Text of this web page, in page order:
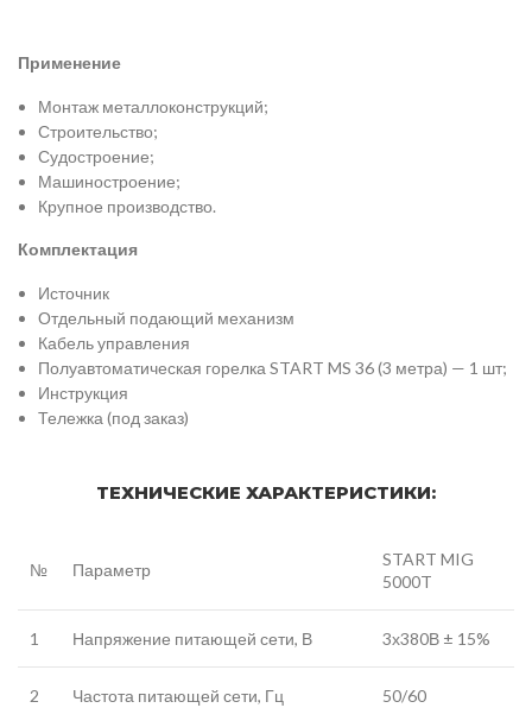
Применение
Монтаж металлоконструкций;
Строительство;
Судостроение;
Машиностроение;
Крупное производство.
Комплектация
Источник
Отдельный подающий механизм
Кабель управления
Полуавтоматическая горелка START MS 36 (3 метра) — 1 шт;
Инструкция
Тележка (под заказ)
ТЕХНИЧЕСКИЕ ХАРАКТЕРИСТИКИ:
№ Параметр
START MIG
5000T
1 Напряжение питающей сети, В 3х380В ± 15%
2 Частота питающей сети, Гц 50/60